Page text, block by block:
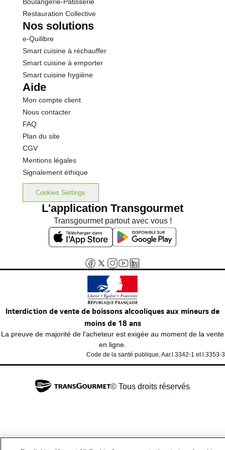
Restauration Collective
Nos solutions
e-Quilibre
Smart cuisine à réchauffer
Smart cuisine à emporter
Smart cuisine hygiène
Aide
Mon compte client
Nous contacter
FAQ
Plan du site
CGV
Mentions légales
Signalement éthique
Cookies Settings
L'application Transgourmet
Transgourmet partout avec vous !
Interdiction de vente de boissons alcooliques aux mineurs de
moins de 18 ans
La preuve de majorité de l'acheteur est exigée au moment de la vente
en ligne.
Code de la santé publique, Aar.l.3342-1 et l.3353-3
© Tous droits réservés